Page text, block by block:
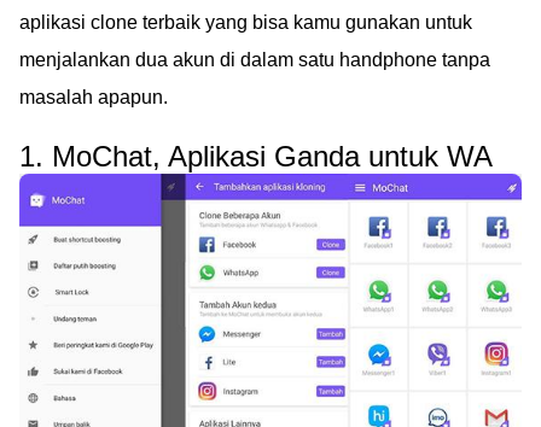
aplikasi clone terbaik yang bisa kamu gunakan untuk
menjalankan dua akun di dalam satu handphone tanpa
masalah apapun.
1. MoChat, Aplikasi Ganda untuk WA